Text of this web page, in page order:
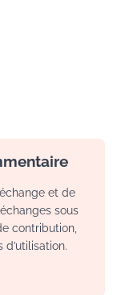
et de
sous
contribution,